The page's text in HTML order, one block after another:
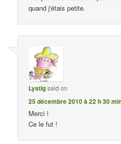
quand j'étais petite.
Lystigsaid on
25 décembre 2010 à 22 h 30
Merci !
Ce le fut !